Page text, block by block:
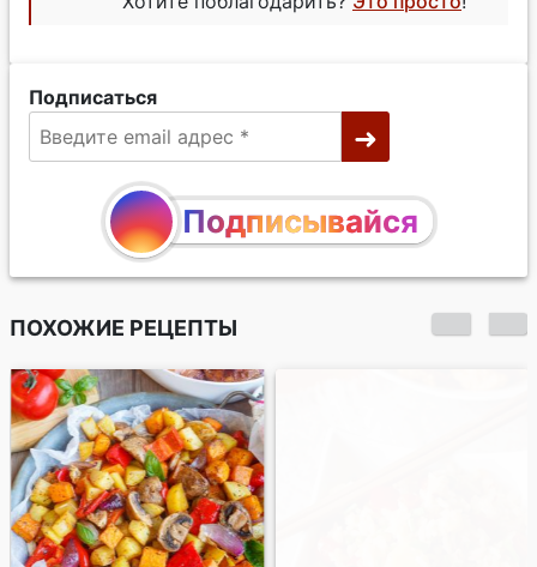
Подписаться
Подписывайся
ПОХОЖИЕ РЕЦЕПТЫ